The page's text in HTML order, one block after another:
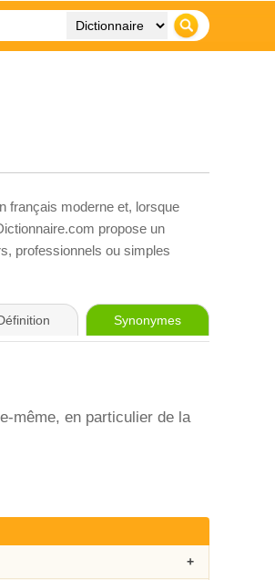
français moderne et, lorsque
propose un
professionnels ou simples
Synonymes
même, en particulier de la